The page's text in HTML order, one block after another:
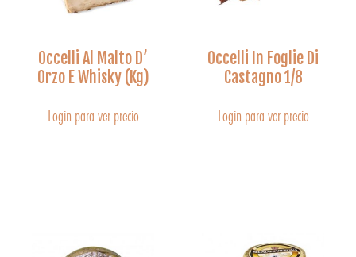
Occelli Al Malto D’
Orzo E Whisky (Kg)
Login para ver precio
Occelli In Foglie Di
Castagno 1/8
Login para ver precio